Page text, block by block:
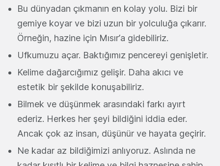
Bu dünyadan çıkmanın en kolay yolu. Bizi bir
gemiye koyar ve bizi uzun bir yolculuğa çıkarır.
Örneğin, hazine için Mısır’a gidebiliriz.
Ufkumuzu açar. Baktığımız pencereyi genişletir.
Kelime dağarcığımız gelişir. Daha akıcı ve
estetik bir şekilde konuşabiliriz.
Bilmek ve düşünmek arasındaki farkı ayırt
ederiz. Herkes her şeyi bildiğini iddia eder.
Ancak çok az insan, düşünür ve hayata geçirir.
Ne kadar az bildiğimizi anlıyoruz. Aslında ne